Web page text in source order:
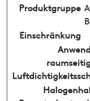
Produktgruppe
Einschränkung